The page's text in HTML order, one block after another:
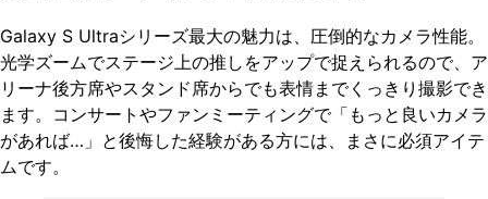
Galaxy S Ultraシリーズ最大の魅力は、圧倒的なカメラ性能。
光学ズームでステージ上の推しをアップで捉えられるので、ア
リーナ後方席やスタンド席からでも表情までくっきり撮影でき
ます。コンサートやファンミーティングで「もっと良いカメラ
があれば…」と後悔した経験がある方には、まさに必須アイテ
ムです。